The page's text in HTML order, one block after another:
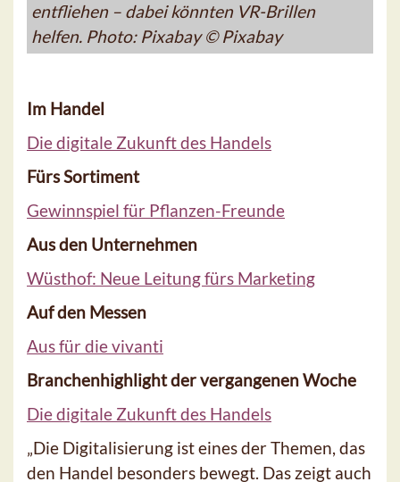
entfliehen – dabei könnten VR-Brillen
helfen. Photo: Pixabay © Pixabay
Im Handel
Die digitale Zukunft des Handels
Fürs Sortiment
Gewinnspiel für Pflanzen-Freunde
Aus den Unternehmen
Wüsthof: Neue Leitung fürs Marketing
Auf den Messen
Aus für die vivanti
Branchenhighlight der vergangenen Woche
Die digitale Zukunft des Handels
„Die Digitalisierung ist eines der Themen, das
den Handel besonders bewegt. Das zeigt auch